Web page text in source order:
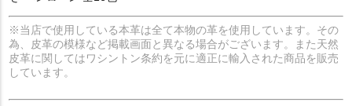
※当店で使用している本革は全て本物の革を使用しています。その
為、皮革の模様など掲載画面と異なる場合がございます。また天然
皮革に関してはワシントン条約を元に適正に輸入された商品を販売
しています。